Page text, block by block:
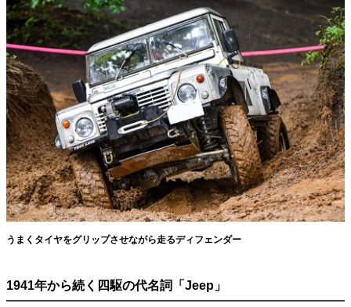
うまくタイヤをグリップさせながら走るディフェンダー
1941年から続く四駆の代名詞「Jeep」